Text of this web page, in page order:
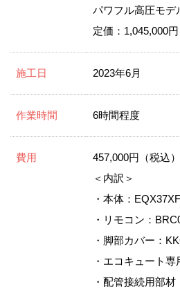
パワフル高圧モデ
定価：1,045,000円
施工日 2023年6月
作業時間 6時間程度
費用
457,000円（税込）
＜内訳＞
・本体：
・リモコン：
・脚部カバー：
・エコキュート
・配管接続用部材